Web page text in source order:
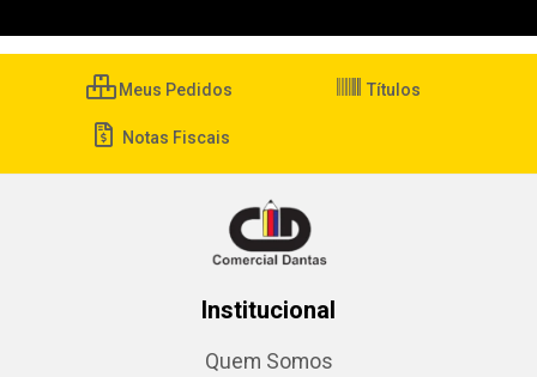
Meus Pedidos Títulos
Notas Fiscais
Institucional
Quem Somos